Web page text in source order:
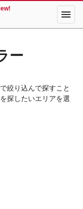
menu
ー
絞り込んで探すこと
探したいエリアを選